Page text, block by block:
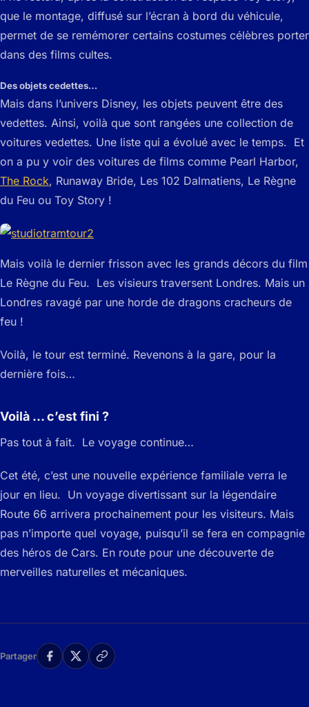
que le montage, diffusé sur l’écran à bord du véhicule,
permet de se remémorer certains costumes célèbres porter
dans des films cultes.
Des objets cedettes…
Mais dans l’univers Disney, les objets peuvent être des
vedettes. Ainsi, voilà que sont rangées une collection de
voitures vedettes. Une liste qui a évolué avec le temps. Et
on a pu y voir des voitures de films comme Pearl Harbor,
The Rock, Runaway Bride, Les 102 Dalmatiens, Le Règne
du Feu ou Toy Story !
Mais voilà le dernier frisson avec les grands décors du film
Le Règne du Feu. Les visieurs traversent Londres. Mais un
Londres ravagé par une horde de dragons cracheurs de
feu !
Voilà, le tour est terminé. Revenons à la gare, pour la
dernière fois…
Voilà … c’est fini ?
Pas tout à fait. Le voyage continue…
Cet été, c’est une nouvelle expérience familiale verra le
jour en lieu. Un voyage divertissant sur la légendaire
Route 66 arrivera prochainement pour les visiteurs. Mais
pas n’importe quel voyage, puisqu’il se fera en compagnie
des héros de Cars. En route pour une découverte de
merveilles naturelles et mécaniques.
Partager